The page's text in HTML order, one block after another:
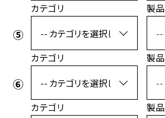
MOUNTAIN
カテゴリ 製品
カテゴリ 製品
カテゴリ 製品